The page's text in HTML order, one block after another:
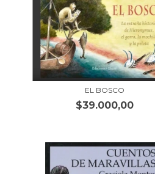
EL BOSCO
$39.000,00